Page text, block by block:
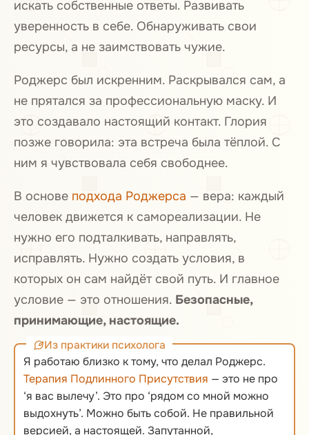
искать собственные ответы. Развивать
уверенность в себе. Обнаруживать свои
ресурсы, а не заимствовать чужие.
Роджерс был искренним. Раскрывался сам, а
не прятался за профессиональную маску. И
это создавало настоящий контакт. Глория
позже говорила: эта встреча была тёплой. С
ним я чувствовала себя свободнее.
В основе подхода Роджерса — вера: каждый
человек движется к самореализации. Не
нужно его подталкивать, направлять,
исправлять. Нужно создать условия, в
которых он сам найдёт свой путь. И главное
условие — это отношения. Безопасные,
принимающие, настоящие.
Из практики психолога
Я работаю близко к тому, что делал Роджерс.
Терапия Подлинного Присутствия — это не про
‘я вас вылечу’. Это про ‘рядом со мной можно
выдохнуть’. Можно быть собой. Не правильной
версией, а настоящей. Запутанной,